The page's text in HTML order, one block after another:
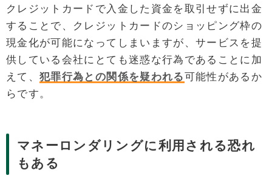
クレジットカードで入金した資金を取引せずに出金
することで、クレジットカードのショッピング枠の
現金化が可能になってしまいますが、サービスを提
供している会社にとても迷惑な行為であることに加
えて、犯罪行為との関係を疑われる可能性があるか
らです。
マネーロンダリングに利用される恐れ
もある